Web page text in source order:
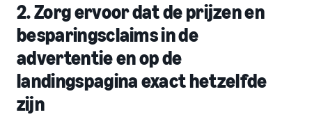
2. Zorg ervoor dat de prijzen en
besparingsclaims in de
advertentie en op de
landingspagina exact hetzelfde
zijn